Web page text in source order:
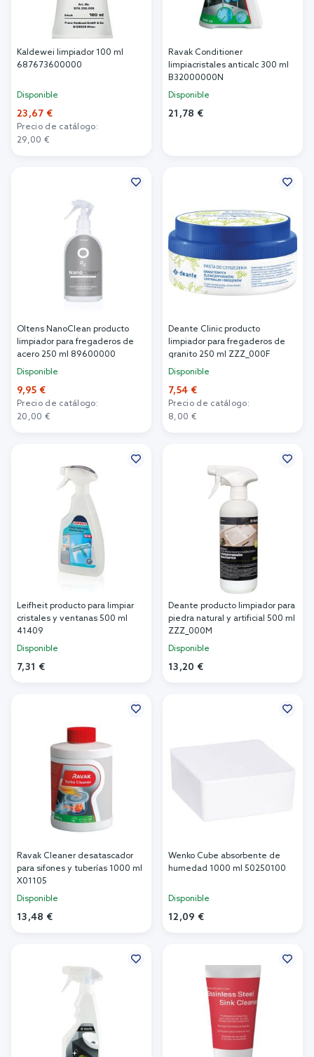
Kaldewei limpiador 100 ml
687673600000
Disponible
23,67 €
Precio de catálogo:
29,00 €
Ravak Conditioner
limpiacristales anticalc 300 ml
B32000000N
Disponible
21,78 €
Oltens NanoClean producto
limpiador para fregaderos de
acero 250 ml 89600000
Disponible
9,95 €
Precio de catálogo:
20,00 €
Deante Clinic producto
limpiador para fregaderos de
granito 250 ml ZZZ_000F
Disponible
7,54 €
Precio de catálogo:
8,00 €
Leifheit producto para limpiar
cristales y ventanas 500 ml
41409
Disponible
7,31 €
Deante producto limpiador para
piedra natural y artificial 500 ml
ZZZ_000M
Disponible
13,20 €
Ravak Cleaner desatascador
para sifones y tuberías 1000 ml
X01105
Disponible
13,48 €
Wenko Cube absorbente de
humedad 1000 ml 50250100
Disponible
12,09 €